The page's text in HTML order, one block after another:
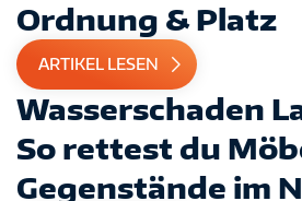
Ordnung & Platz
ARTIKEL LESEN
Wasserschaden
So rettest du
Gegenstände im